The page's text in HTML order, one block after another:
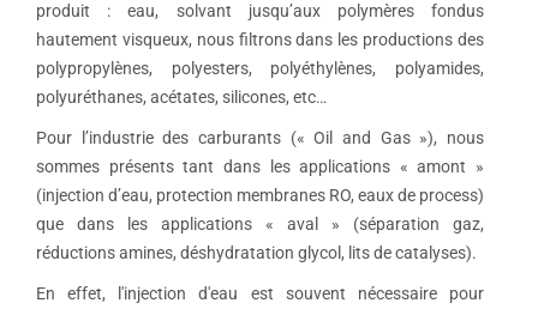
produit : eau, solvant jusqu’aux polymères fondus
hautement visqueux, nous filtrons dans les productions des
polypropylènes, polyesters, polyéthylènes, polyamides,
polyuréthanes, acétates, silicones, etc…
Pour l’industrie des carburants (« Oil and Gas »), nous
sommes présents tant dans les applications « amont »
(injection d’eau, protection membranes RO, eaux de process)
que dans les applications « aval » (séparation gaz,
réductions amines, déshydratation glycol, lits de catalyses).
En effet, l'injection d'eau est souvent nécessaire pour